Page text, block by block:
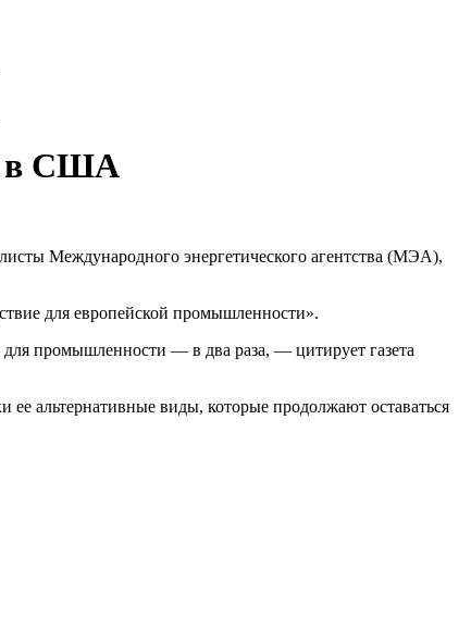
в США
Международного энергетического агентства (МЭА),
для европейской промышленности».
промышленности — в два раза, — цитирует газета
ее альтернативные виды, которые продолжают оставаться